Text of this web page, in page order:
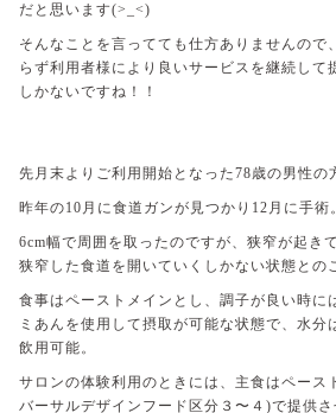
だと思います(>_<)
そんなことを言ってても仕方ありませんので
らず利用者様により良いサービスを継続して
しかないですね！！
先月末よりご利用開始となった78歳の男性の
昨年の10月に食道ガンが見つかり12月に手術。
6cm幅で周囲を取ったのですが、狭窄が起き
狭窄した食道を開いていくしかない状態との
食事はペーストメインとし、調子が良い時に
ミあんを使用して摂取が可能な状態で、水分
飲用可能。
サロンの体験利用のときには、主食はペース
バーサルデザインフード区分３〜４)で提供さ